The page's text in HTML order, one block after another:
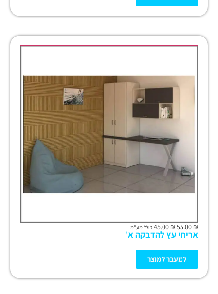
₪
55.00
₪ כולל מע"מ
אריחי עץ להדבקה א'
למעבר למוצר